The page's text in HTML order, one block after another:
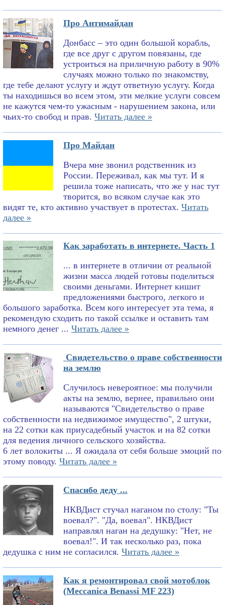
Про Антимайдан
Донбасс – это один большой корабль,
где все друг с другом повязаны, где
устроиться на приличную работу в 90%
случаях можно только по знакомству,
где тебе делают услугу и ждут ответную услугу. Когда
ты находишься во всем этом, эти мелкие услуги совсем
не кажутся чем-то ужасным - нарушением закона, или
чьих-то свобод и прав. Читать далее »
Про Майдан
Вчера мне звонил родственник из
России. Переживал, как мы тут. И я
решила тоже написать, что же у нас тут
творится, во всяком случае как это
видят те, кто активно участвует в протестах. Читать
далее »
Как заработать в интернете. Часть 1
... в интернете в отличии от реальной
жизни масса людей готовы поделиться
своими деньгами. Интернет кишит
предложениями быстрого, легкого и
большого заработка. Всем кого интересует эта тема, я
рекомендую сходить по такой ссылке и оставить там
немного денег ... Читать далее »
Свидетельство о праве собственности
на землю
Случилось невероятное: мы получили
акты на землю, вернее, правильно они
называются "Свидетельство о праве
собственности на недвижимое имущество", 2 штуки,
на 22 сотки как приусадебный участок и на 82 сотки
для ведения личного сельского хозяйства.
6 лет волокиты ... Я ожидала от себя больше эмоций по
этому поводу. Читать далее »
Спасибо деду ...
НКВДист стучал наганом по столу: "Ты
воевал?". "Да, воевал". НКВДист
направлял наган на дедушку: "Нет, не
воевал!". И так несколько раз, пока
дедушка с ним не согласился. Читать далее »
Как я ремонтировал свой мотоблок
(Meccanica Benassi MF 223)